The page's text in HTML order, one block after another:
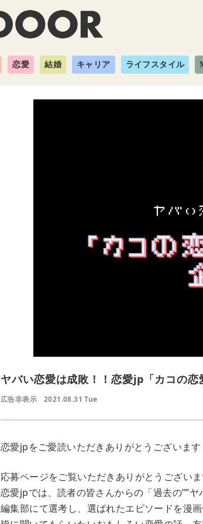
恋愛 結婚 キャリア ライフスタイル
ヤバい恋愛は成敗！！恋愛jp「カコの恋
広告非表示 2021.08.31 Tue
恋愛jpをご愛読いただきありがとうございます
応募ページをご覧いただきありがとうございま
恋愛jpでは、読者の皆さんからの「過去の””
編集部にて選考し、選ばれたエピソードを漫